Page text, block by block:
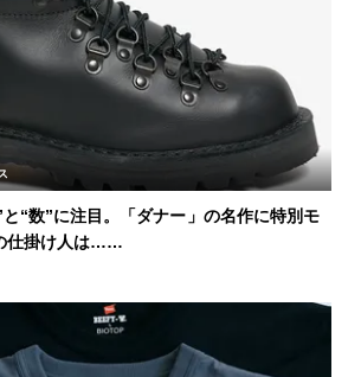
“数”に注目。「ダナー」の名作に特別モ
仕掛け人は……